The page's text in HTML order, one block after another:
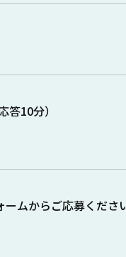
答10分）
ームからご応募くださ